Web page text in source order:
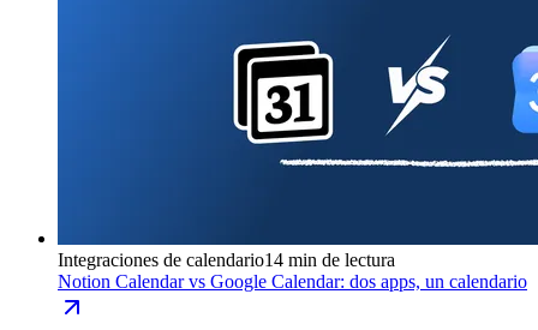
Integraciones de calendario14 min de lectura
Notion Calendar vs Google Calendar: dos apps, un calendario